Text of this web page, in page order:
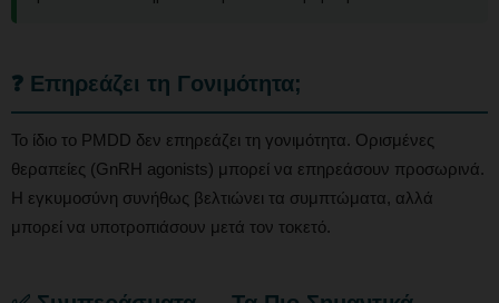
❓ Επηρεάζει τη Γονιμότητα;
Το ίδιο το PMDD δεν επηρεάζει τη γονιμότητα. Ορισμένες
θεραπείες (GnRH agonists) μπορεί να επηρεάσουν προσωρινά.
Η εγκυμοσύνη συνήθως βελτιώνει τα συμπτώματα, αλλά
μπορεί να υποτροπιάσουν μετά τον τοκετό.